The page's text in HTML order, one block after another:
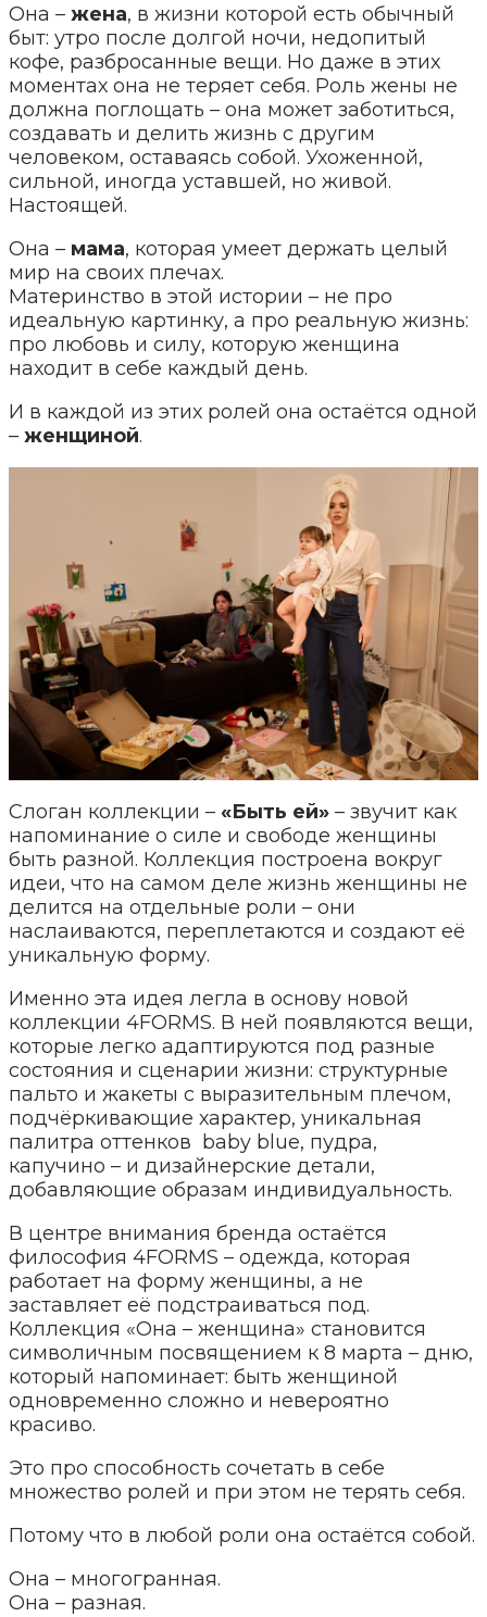
Она – жена, в жизни которой есть обычный
быт: утро после долгой ночи, недопитый
кофе, разбросанные вещи. Но даже в этих
моментах она не теряет себя. Роль жены не
должна поглощать – она может заботиться,
создавать и делить жизнь с другим
человеком, оставаясь собой. Ухоженной,
сильной, иногда уставшей, но живой.
Настоящей.
Она – мама, которая умеет держать целый
мир на своих плечах.
Материнство в этой истории – не про
идеальную картинку, а про реальную жизнь:
про любовь и силу, которую женщина
находит в себе каждый день.
И в каждой из этих ролей она остаётся одной
– женщиной.
Слоган коллекции – «Быть ей» – звучит как
напоминание о силе и свободе женщины
быть разной. Коллекция построена вокруг
идеи, что на самом деле жизнь женщины не
делится на отдельные роли – они
наслаиваются, переплетаются и создают её
уникальную форму.
Именно эта идея легла в основу новой
коллекции 4FORMS. В ней появляются вещи,
которые легко адаптируются под разные
состояния и сценарии жизни: структурные
пальто и жакеты с выразительным плечом,
подчёркивающие характер, уникальная
палитра оттенков baby blue, пудра,
капучино – и дизайнерские детали,
добавляющие образам индивидуальность.
В центре внимания бренда остаётся
философия 4FORMS – одежда, которая
работает на форму женщины, а не
заставляет её подстраиваться под.
Коллекция «Она – женщина» становится
символичным посвящением к 8 марта – дню,
который напоминает: быть женщиной
одновременно сложно и невероятно
красиво.
Это про способность сочетать в себе
множество ролей и при этом не терять себя.
Потому что в любой роли она остаётся собой.
Она – многогранная.
Она – разная.